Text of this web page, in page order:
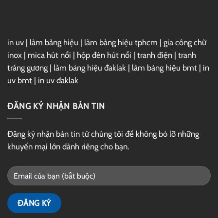
in uv | làm bảng hiệu | làm bảng hiệu tphcm | gia công chữ
inox | mica hút nổi | hộp đèn hút nổi | tranh điện | tranh
tráng gương | làm bảng hiệu đaklak | làm bảng hiệu bmt | in
uv bmt | in uv đaklak
ĐĂNG KÝ NHẬN BẢN TIN
Đăng ký nhận bản tin từ chúng tôi để không bỏ lỡ những
khuyến mại lớn dành riêng cho bạn.